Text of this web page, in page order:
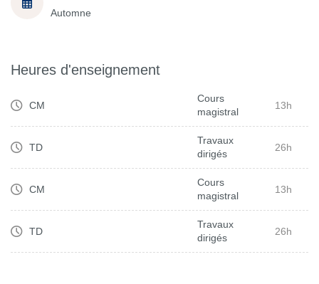
Automne
Heures d'enseignement
CM
Cours
magistral
13h
TD
Travaux
dirigés
26h
CM
Cours
magistral
13h
TD
Travaux
dirigés
26h